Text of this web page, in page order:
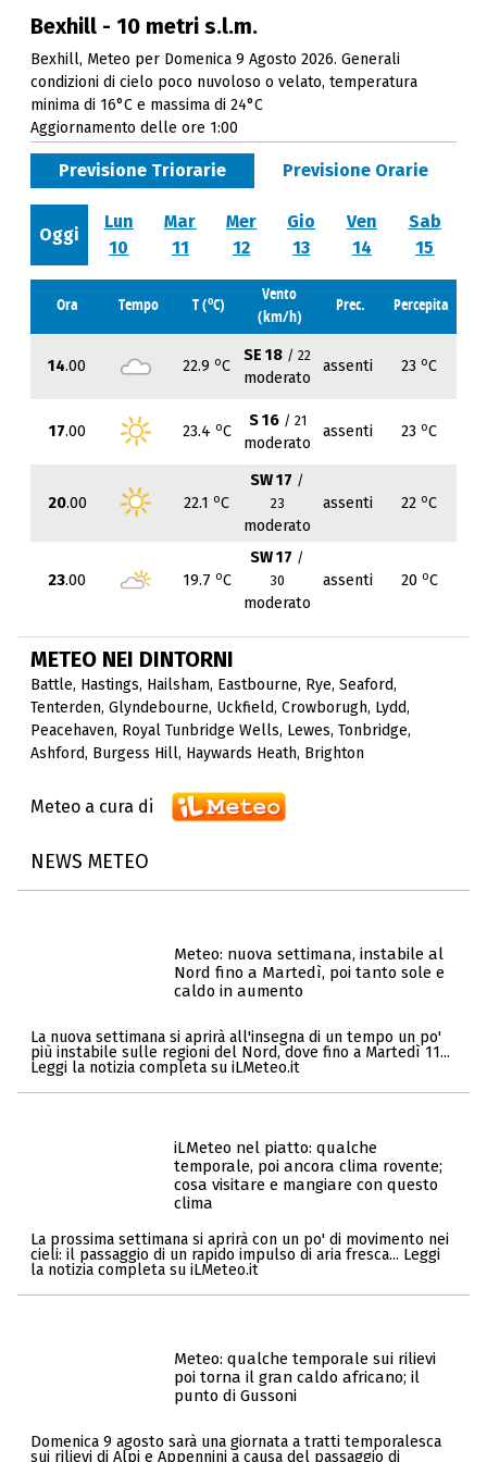
Bexhill - 10 metri s.l.m.
Bexhill, Meteo per Domenica 9 Agosto 2026. Generali
condizioni di cielo poco nuvoloso o velato, temperatura
minima di 16°C e massima di 24°C
Aggiornamento delle ore 1:00
Previsione Triorarie Previsione Orarie
Oggi
Lun
10
Mar
11
Mer
12
Gio
13
Ven
14
Sab
15
Ora Tempo T (oC)
Vento
(km/h)
Prec. Percepita
14.00 22.9 oC
SE 18 / 22
moderato
assenti 23 oC
17.00 23.4 oC
S 16 / 21
moderato
assenti 23 oC
20.00 22.1 oC
SW 17 /
23
moderato
assenti 22 oC
23.00 19.7 oC
SW 17 /
30
moderato
assenti 20 oC
METEO NEI DINTORNI
Battle, Hastings, Hailsham, Eastbourne, Rye, Seaford,
Tenterden, Glyndebourne, Uckfield, Crowborugh, Lydd,
Peacehaven, Royal Tunbridge Wells, Lewes, Tonbridge,
Ashford, Burgess Hill, Haywards Heath, Brighton
Meteo a cura di
NEWS METEO
Meteo: nuova settimana, instabile al
Nord fino a Martedì, poi tanto sole e
caldo in aumento
La nuova settimana si aprirà all'insegna di un tempo un po'
più instabile sulle regioni del Nord, dove fino a Martedì 11...
Leggi la notizia completa su iLMeteo.it
iLMeteo nel piatto: qualche
temporale, poi ancora clima rovente;
cosa visitare e mangiare con questo
clima
La prossima settimana si aprirà con un po' di movimento nei
cieli: il passaggio di un rapido impulso di aria fresca... Leggi
la notizia completa su iLMeteo.it
Meteo: qualche temporale sui rilievi
poi torna il gran caldo africano; il
punto di Gussoni
Domenica 9 agosto sarà una giornata a tratti temporalesca
sui rilievi di Alpi e Appennini a causa del passaggio di